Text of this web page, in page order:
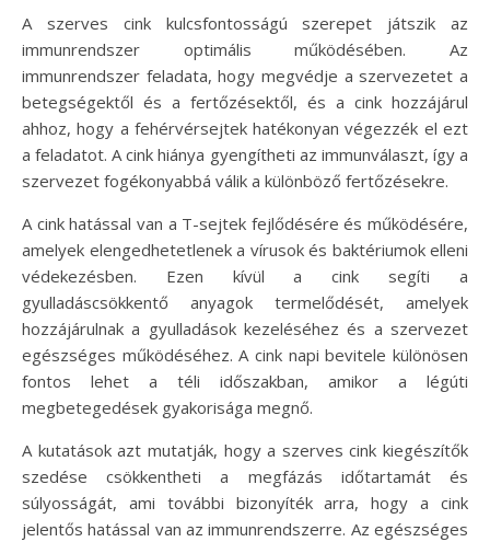
A szerves cink kulcsfontosságú szerepet játszik az
immunrendszer optimális működésében. Az
immunrendszer feladata, hogy megvédje a szervezetet a
betegségektől és a fertőzésektől, és a cink hozzájárul
ahhoz, hogy a fehérvérsejtek hatékonyan végezzék el ezt
a feladatot. A cink hiánya gyengítheti az immunválaszt, így a
szervezet fogékonyabbá válik a különböző fertőzésekre.
A cink hatással van a T-sejtek fejlődésére és működésére,
amelyek elengedhetetlenek a vírusok és baktériumok elleni
védekezésben. Ezen kívül a cink segíti a
gyulladáscsökkentő anyagok termelődését, amelyek
hozzájárulnak a gyulladások kezeléséhez és a szervezet
egészséges működéséhez. A cink napi bevitele különösen
fontos lehet a téli időszakban, amikor a légúti
megbetegedések gyakorisága megnő.
A kutatások azt mutatják, hogy a szerves cink kiegészítők
szedése csökkentheti a megfázás időtartamát és
súlyosságát, ami további bizonyíték arra, hogy a cink
jelentős hatással van az immunrendszerre. Az egészséges